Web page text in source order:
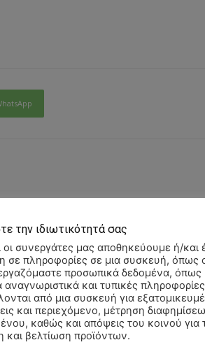
την ιδιωτικότητά σας
οι συνεργάτες μας αποθηκεύουμε ή/και
σε πληροφορίες σε μια συσκευή, όπως
προσωπικά δεδομένα, όπως
αναγνωριστικά και τυπικές
από μια συσκευή για
και περιεχόμενο, μέτρηση
καθώς και απόψεις του κοινού για
και βελτίωση προϊόντων.